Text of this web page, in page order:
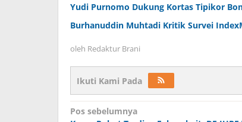
Yudi Purnomo Dukung Kortas Tipikor
Burhanuddin Muhtadi Kritik Survei
oleh Redaktur Brani
Ikuti Kami Pada
Navigasi
Pos sebelumnya